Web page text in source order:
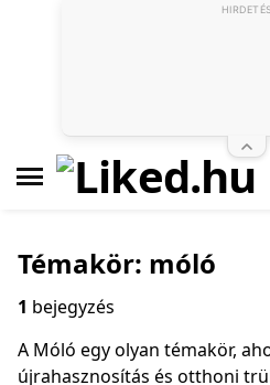
Témakör: móló
1 bejegyzés
A Móló egy olyan témakör,
újrahasznosítás és otthoni
HIRDETÉS